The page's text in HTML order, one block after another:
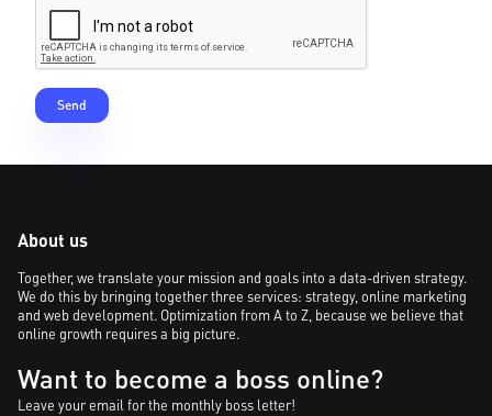
About us
Together, we translate your mission and goals into a data-driven strategy.
We do this by bringing together three services: strategy, online marketing
and web development. Optimization from A to Z, because we believe that
online growth requires a big picture.
Want to become a boss online?
Leave your email for the monthly boss letter!